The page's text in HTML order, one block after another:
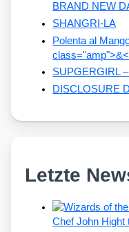
BRAND NEW
SHANGRI-LA
Polenta al
SUPGERGIRL
DISCLOSURE
Letzte
Chef John Hight